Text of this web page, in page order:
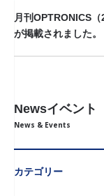
月刊OPTRONICS
が掲載されました。
Newsイベント
News & Events
カテゴリー